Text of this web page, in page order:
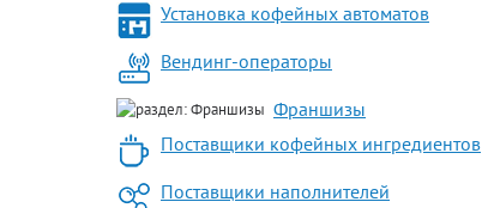
Установка кофейных автоматов
Вендинг-операторы
Франшизы
Поставщики кофейных ингредиентов
Поставщики наполнителей